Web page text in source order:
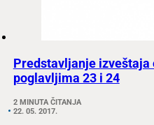
Predstavljanje izveštaja
poglavljima 23 i 24
2 MINUTA ČITANJA
22. 05. 2017.